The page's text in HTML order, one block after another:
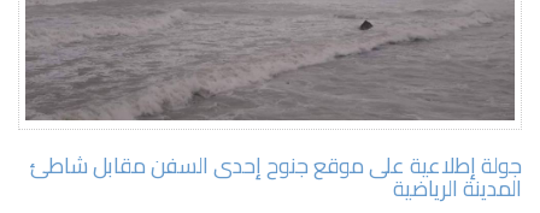
جولة إطلاعية على موقع جنوح إحدى السفن مقابل شاطئ
المدينة الرياضية